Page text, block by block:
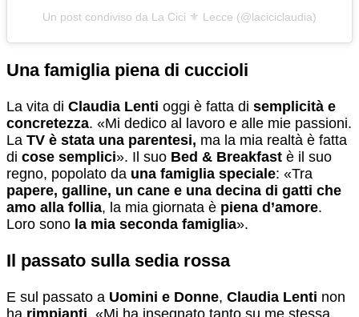
Un post condiviso da La Cici ⚜ Lecce (@laciciclaudia)
Una famiglia piena di cuccioli
La vita di Claudia Lenti oggi è fatta di semplicità e
concretezza. «Mi dedico al lavoro e alle mie passioni.
La TV è stata una parentesi, ma la mia realtà è fatta
di cose semplici». Il suo Bed & Breakfast è il suo
regno, popolato da una famiglia speciale: «Tra
papere, galline, un cane e una decina di gatti che
amo alla follia, la mia giornata è piena d’amore.
Loro sono la mia seconda famiglia».
Il passato sulla sedia rossa
E sul passato a Uomini e Donne, Claudia Lenti non